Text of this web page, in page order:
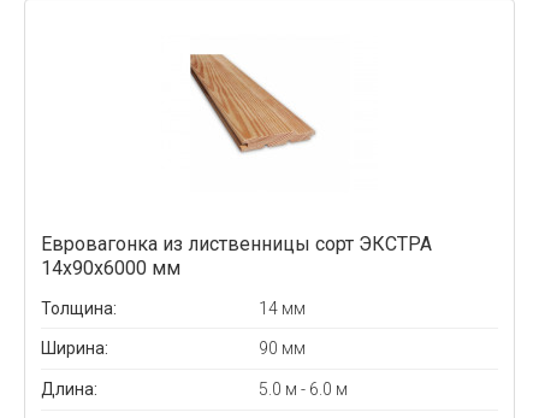
Евровагонка из лиственницы сорт ЭКСТРА
14x90x6000 мм
Толщина: 14 мм
Ширина: 90 мм
Длина: 5.0 м - 6.0 м